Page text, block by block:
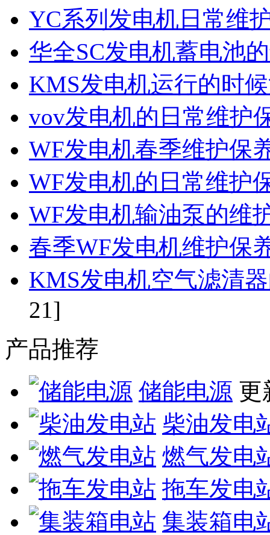
YC系列发电机日常维
华全SC发电机蓄电池
KMS发电机运行的时
vov发电机的日常维护
WF发电机春季维护保
WF发电机的日常维护
WF发电机输油泵的维
春季WF发电机维护保
KMS发电机空气滤清
21]
产品推荐
储能电源 更
柴油发电
燃气发电
拖车发电
集装箱电